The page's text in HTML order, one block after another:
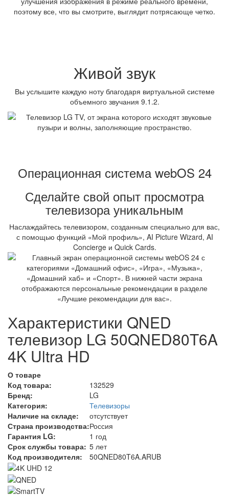
поэтому все, что вы смотрите, выглядит потрясающе четко.
Живой звук
Вы услышите каждую ноту благодаря виртуальной системе
объемного звучания 9.1.2.
Операционная система webOS 24
Сделайте свой опыт просмотра
телевизора уникальным
Наслаждайтесь телевизором, созданным специально для вас,
с помощью функций «Мой профиль», AI Picture Wizard, AI
Concierge и Quick Cards.
Характеристики QNED
телевизор LG 50QNED80T6A
4K Ultra HD
О товаре
Код товара:
132529
Бренд:
LG
Категория:
Телевизоры
Наличие на складе:
отсутствует
Страна производства:Россия
Гарантия LG:
1 год
Срок службы товара: 5 лет
Код производителя:
50QNED80T6A.ARUB